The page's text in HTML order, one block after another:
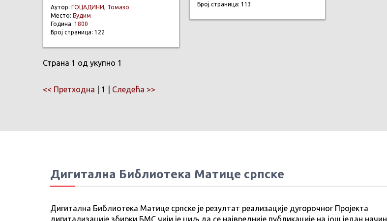
Аутор: ГОЦАДИНИ, Томазо
Место: Будим
Година: 1800
Број страница: 122
Број страница: 113
Страна 1 од укупно 1
<< Претходна | 1 | Следећа >>
Дигитална Библиотека Матице српске
Дигитална Библиотека Матице српске је резултат реализације дугорочног Пројекта
дигитализације збирки БМС чији је циљ да се највредније публикације на још један начин